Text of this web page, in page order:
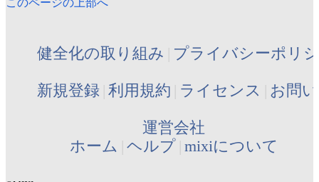
このページの上部へ
健全化の取り組み プライバシーポリ
新規登録 利用規約 ライセンス お問
運営会社
ホーム ヘルプ mixiについて